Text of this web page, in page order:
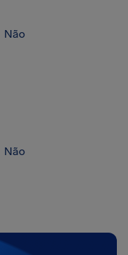
Não
Não